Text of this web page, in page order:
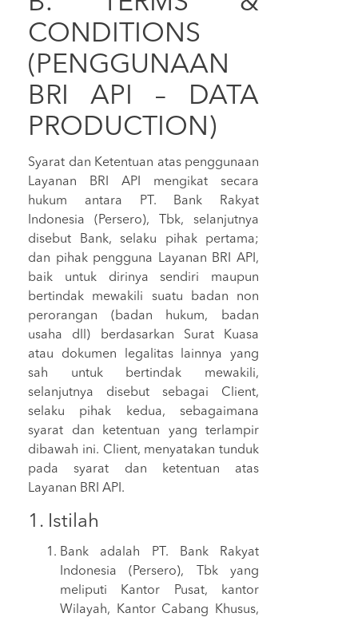
CONDITIONS
(PENGGUNAAN
BRI API – DATA
PRODUCTION)
Syarat dan Ketentuan atas penggunaan
Layanan BRI API mengikat secara
hukum antara PT. Bank Rakyat
Indonesia (Persero), Tbk, selanjutnya
disebut Bank, selaku pihak pertama;
dan pihak pengguna Layanan BRI API,
baik untuk dirinya sendiri maupun
bertindak mewakili suatu badan non
perorangan (badan hukum, badan
usaha dll) berdasarkan Surat Kuasa
atau dokumen legalitas lainnya yang
sah untuk bertindak mewakili,
selanjutnya disebut sebagai Client,
selaku pihak kedua, sebagaimana
syarat dan ketentuan yang terlampir
dibawah ini. Client, menyatakan tunduk
pada syarat dan ketentuan atas
Layanan BRI API.
1. Istilah
Bank adalah PT. Bank Rakyat
Indonesia (Persero), Tbk yang
meliputi Kantor Pusat, kantor
Wilayah, Kantor Cabang Khusus,